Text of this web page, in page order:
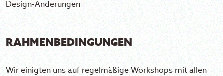
Design-Änderungen
RAHMENBEDINGUNGEN
Wir einigten uns auf regelmäßige Workshops mit allen